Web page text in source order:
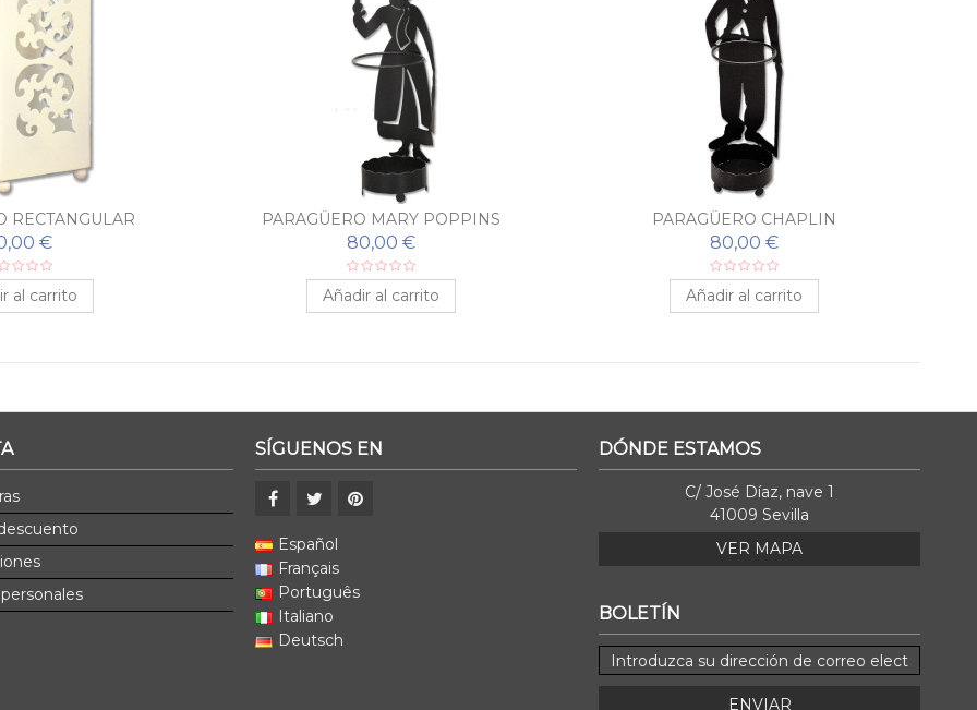
RECTANGULAR
€
al carrito
PARAGÜERO MARY POPPINS
80,00 €
Añadir al carrito
PARAGÜERO CHAPLIN
80,00 €
Añadir al carrito
SÍGUENOS EN
Español
Français
Português
Italiano
Deutsch
DÓNDE ESTAMOS
C/ José Díaz, nave 1
41009 Sevilla
VER MAPA
BOLETÍN
ENVIAR